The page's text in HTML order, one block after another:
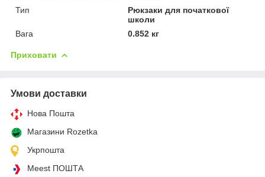
Тип
Рюкзаки для початкової
школи
Вага
0.852 кг
Приховати
Умови доставки
Нова Пошта
Магазини Rozetka
Укрпошта
Meest ПОШТА